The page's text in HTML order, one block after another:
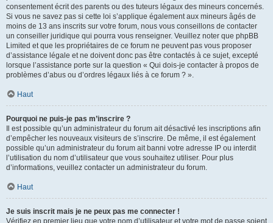
consentement écrit des parents ou des tuteurs légaux des mineurs concernés.
Si vous ne savez pas si cette loi s’applique également aux mineurs âgés de
moins de 13 ans inscrits sur votre forum, nous vous conseillons de contacter
un conseiller juridique qui pourra vous renseigner. Veuillez noter que phpBB
Limited et que les propriétaires de ce forum ne peuvent pas vous proposer
d’assistance légale et ne doivent donc pas être contactés à ce sujet, excepté
lorsque l’assistance porte sur la question « Qui dois-je contacter à propos de
problèmes d’abus ou d’ordres légaux liés à ce forum ? ».
Haut
Pourquoi ne puis-je pas m’inscrire ?
Il est possible qu’un administrateur du forum ait désactivé les inscriptions afin
d’empêcher les nouveaux visiteurs de s’inscrire. De même, il est également
possible qu’un administrateur du forum ait banni votre adresse IP ou interdit
l’utilisation du nom d’utilisateur que vous souhaitez utiliser. Pour plus
d’informations, veuillez contacter un administrateur du forum.
Haut
Je suis inscrit mais je ne peux pas me connecter !
Vérifiez en premier lieu que votre nom d’utilisateur et votre mot de passe soient